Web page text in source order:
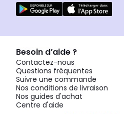
Besoin d’aide ?
Contactez-nous
Questions fréquentes
Suivre une commande
Nos conditions de livraison
Nos guides d'achat
Centre d'aide